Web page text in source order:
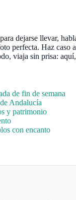
dejarse llevar,
perfecta. Haz caso
viaja sin prisa:
de fin de semana
Andalucía
y patrimonio
con encanto